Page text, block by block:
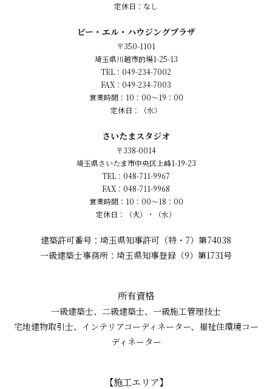
定休日：なし
ビー・エル・ハウジングプラザ
〒350-1101
埼玉県川越市的場1-25-13
TEL：049-234-7002
FAX：049-234-7003
営業時間：10：00～19：00
定休日：（水）
さいたまスタジオ
〒338-0014
埼玉県さいたま市中央区上峰1-19-23
TEL：048-711-9967
FAX：048-711-9968
営業時間：10：00～18：00
定休日：（火）・（水）
建築許可番号：埼玉県知事許可（特・7）第74038
一級建築士事務所：埼玉県知事登録（9）第1731号
所有資格
一級建築士、二級建築士、一級施工管理技士
宅地建物取引士、インテリアコーディネーター、福祉住環境コー
ディネーター
【施工エリア】